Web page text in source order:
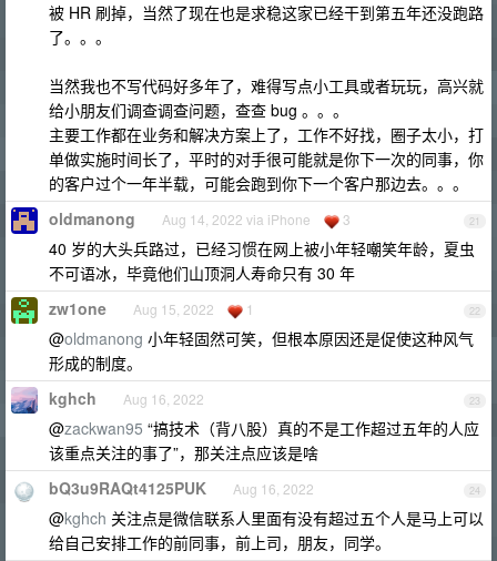
被 HR 刷掉，当然了现在也是求稳这家已经干到第五年还没跑路
了。。。
当然我也不写代码好多年了，难得写点小工具或者玩玩，高兴就
给小朋友们调查调查问题，查查 bug 。。。
主要工作都在业务和解决方案上了，工作不好找，圈子太小，打
单做实施时间长了，平时的对手很可能就是你下一次的同事，你
的客户过个一年半载，可能会跑到你下一个客户那边去。。。
21
oldmanong Aug 14, 2022 via iPhone 3
40 岁的大头兵路过，已经习惯在网上被小年轻嘲笑年龄，夏虫
不可语冰，毕竟他们山顶洞人寿命只有 30 年
22
zw1one Aug 15, 2022 1
@oldmanong 小年轻固然可笑，但根本原因还是促使这种风气
形成的制度。
23
kghch Aug 16, 2022
@zackwan95 “搞技术（背八股）真的不是工作超过五年的人应
该重点关注的事了”，那关注点应该是啥
24
bQ3u9RAQt4125PUK Aug 16, 2022
@kghch 关注点是微信联系人里面有没有超过五个人是马上可以
给自己安排工作的前同事，前上司，朋友，同学。